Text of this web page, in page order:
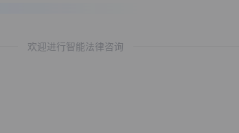
欢迎进行智能法律咨询